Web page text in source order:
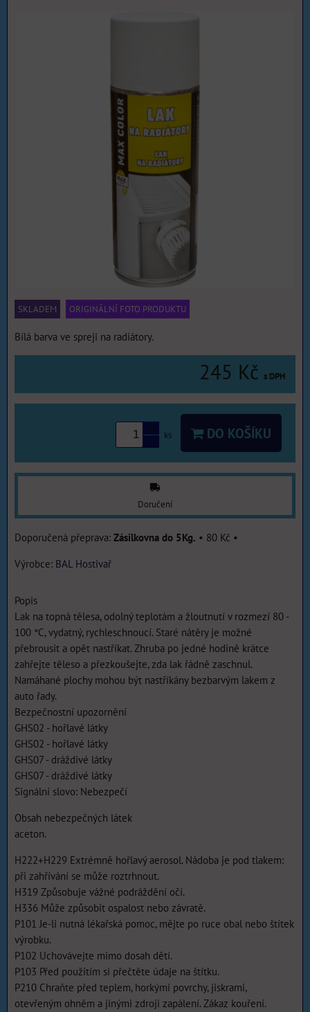
SKLADEM ORIGINÁLNÍ FOTO PRODUKTU
Bílá barva ve spreji na radiátory.
245 Kč s DPH
ks DO KOŠÍKU
Doručení
Zásilkovna do 5Kg. • 80 Kč •
Výrobce: BAL Hostivař
Popis
Lak na topná tělesa, odolný teplotám a žloutnutí v rozmezí 80 -
100 °C, vydatný, rychleschnoucí. Staré nátěry je možné
přebrousit a opět nastříkat. Zhruba po jedné hodině krátce
zahřejte těleso a přezkoušejte, zda lak řádně zaschnul.
Namáhané plochy mohou být nastříkány bezbarvým lakem z
auto řady.
Bezpečnostní upozornění
GHS02 - hořlavé látky
GHS02 - hořlavé látky
GHS07 - dráždivé látky
GHS07 - dráždivé látky
Signální slovo: Nebezpečí
Obsah nebezpečných látek
aceton.
H222+H229 Extrémně hořlavý aerosol. Nádoba je pod tlakem:
při zahřívání se může roztrhnout.
H319 Způsobuje vážné podráždění očí.
H336 Může způsobit ospalost nebo závratě.
P101 Je-li nutná lékařská pomoc, mějte po ruce obal nebo štítek
výrobku.
P102 Uchovávejte mimo dosah dětí.
P103 Před použitím si přečtěte údaje na štítku.
P210 Chraňte před teplem, horkými povrchy, jiskrami,
otevřeným ohněm a jinými zdroji zapálení. Zákaz kouření.